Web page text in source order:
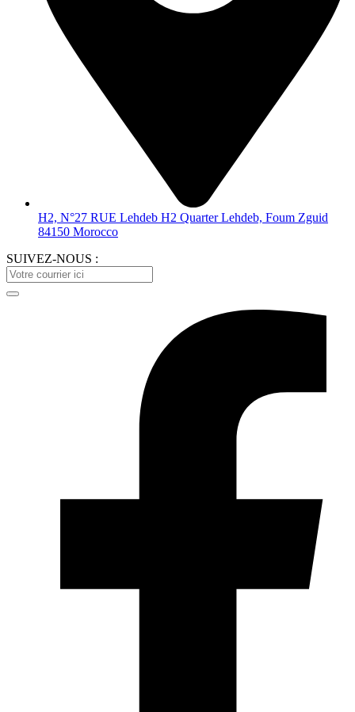
H2, N°27 RUE Lehdeb H2 Quarter Lehdeb, Foum Zguid
84150 Morocco
SUIVEZ-NOUS :